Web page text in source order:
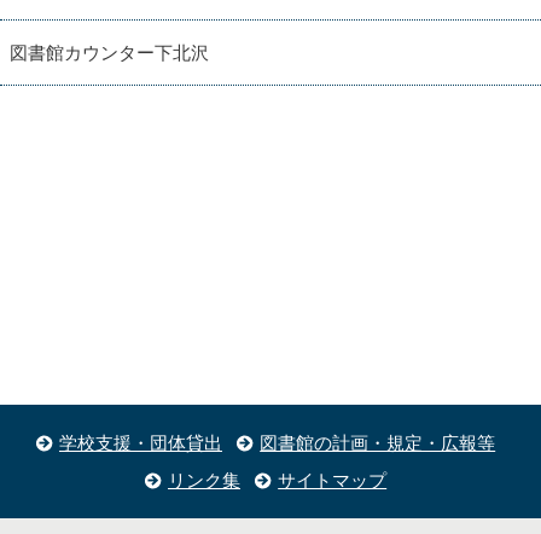
図書館カウンター下北沢
学校支援・団体貸出
図書館の計画・規定・広報等
リンク集
サイトマップ